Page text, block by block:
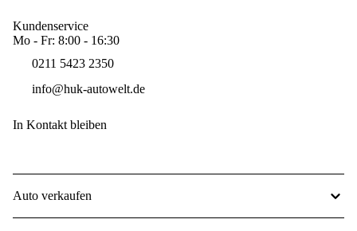
Kundenservice
Mo - Fr: 8:00 - 16:30
0211 5423 2350
info@huk-autowelt.de
In Kontakt bleiben
Auto verkaufen